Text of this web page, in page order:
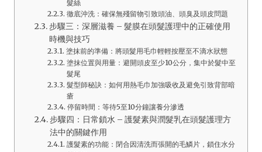
髮絲
徹底沖洗：確保無殘留物引致頭油、頭臭及頭皮問題
步驟三：深層滋養 – 髮膜在頭髮護理中的正確使用
時機與技巧
塗抹前的準備：將頭髮用毛巾輕輕按壓至不滴水狀態
塗抹位置與用量：避開頭皮至少10公分，集中於髮中至
髮尾
髮型師秘訣：如何用熱毛巾加強吸收及避免引致背部暗
瘡
停留時間：等待5至10分鐘讓養分滲透
步驟四：日常鎖水 – 護髮素與潤髮乳在頭髮護理方
法中的關鍵作用
護髮素的功能：閉合因清洗而張開的毛鱗片，鎖住水分